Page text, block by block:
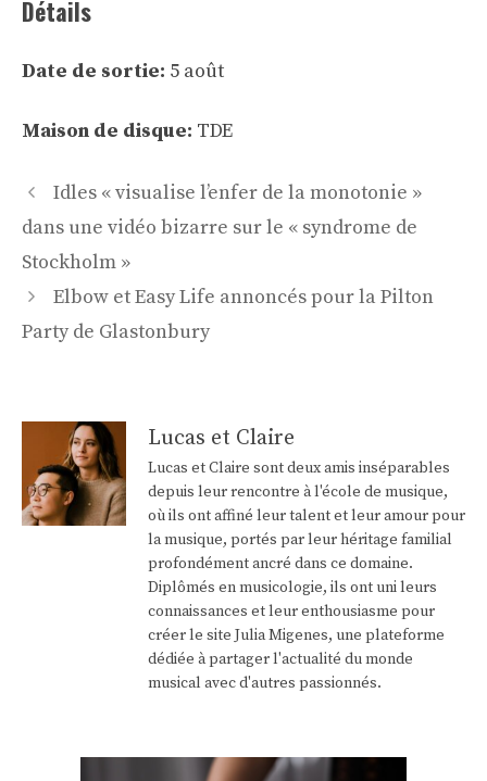
Détails
Date de sortie: 5 août
Maison de disque: TDE
Navigation
des
articles
Idles « visualise l’enfer de la monotonie »
dans une vidéo bizarre sur le « syndrome de
Stockholm »
Elbow et Easy Life annoncés pour la Pilton
Party de Glastonbury
Lucas et Claire
Lucas et Claire sont deux amis inséparables
depuis leur rencontre à l'école de musique,
où ils ont affiné leur talent et leur amour pour
la musique, portés par leur héritage familial
profondément ancré dans ce domaine.
Diplômés en musicologie, ils ont uni leurs
connaissances et leur enthousiasme pour
créer le site Julia Migenes, une plateforme
dédiée à partager l'actualité du monde
musical avec d'autres passionnés.